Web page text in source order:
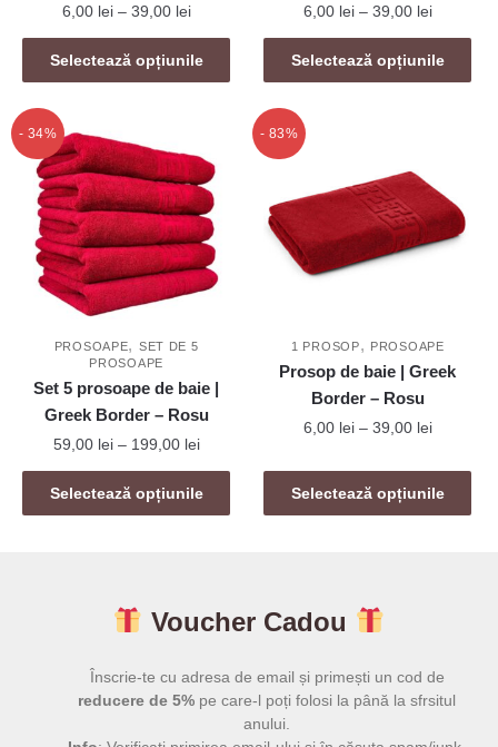
6,00 lei – 39,00 leiInterval
de
prețuri:
6,00 lei
39,00 lei
Selectează opțiunile
Acest
produs
multe
variații.
Opțiunile
pot
fi
alese
pagina
produsului.
6,00 lei – 39,00 leiInterval
de
prețuri:
6,00 lei
Selectează opțiunile
Acest
produs
variații.
Opțiunile
pot
fi
pagina
produsului.
- 34%
PROSOAPE, SET DE 5
PROSOAPE
Set 5 prosoape de baie |
Greek Border – Rosu
59,00 lei – 199,00 leiInterval
de
prețuri:
59,00 lei
Selectează opțiunile
Acest
produs
variații.
pot
fi
- 83%
1 PROSOP, PROSOAPE
Prosop de baie | Greek
Border – Rosu
6,00 lei – 39,00 leiInterval
prețuri:
6,00 lei
Selectează opțiunile
Acest
produs
variații.
Opțiunile
fi
alese
Voucher Cadou
Înscrie-te cu adresa de email și primești un cod de
reducere de 5% pe care-l poți folosi la până la sfrsitul
anului.